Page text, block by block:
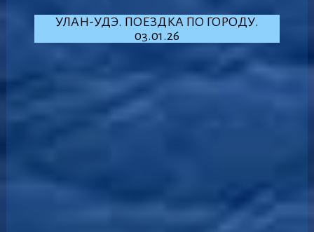
УЛАН-УДЭ. ПОЕЗДКА ПО ГОРОДУ.
03.01.26